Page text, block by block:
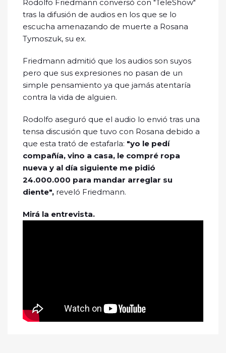
Rodolfo Friedmann conversó con "TeleShow"
tras la difusión de audios en los que se lo
escucha amenazando de muerte a Rosana
Tymoszuk, su ex.
Friedmann admitió que los audios son suyos
pero que sus expresiones no pasan de un
simple pensamiento ya que jamás atentaría
contra la vida de alguien.
Rodolfo aseguró que el audio lo envió tras una
tensa discusión que tuvo con Rosana debido a
que esta trató de estafarla: "yo le pedí
compañía, vino a casa, le compré ropa
nueva y al día siguiente me pidió
24.000.000 para mandar arreglar su
diente", reveló Friedmann.
Mirá la entrevista.